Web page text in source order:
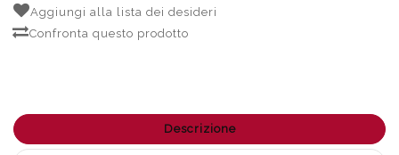
Aggiungi alla lista dei desideri
Confronta questo prodotto
Descrizione